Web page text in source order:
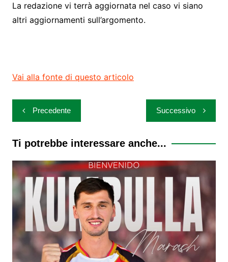
La redazione vi terrà aggiornata nel caso vi siano
altri aggiornamenti sull’argomento.
Vai alla fonte di questo articolo
Navigazione
articoli
Precedente Successivo
Ti potrebbe interessare anche...